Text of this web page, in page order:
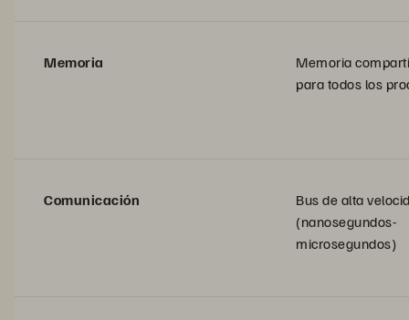
Memoria
Memoria
para todos los
Comunicación
Bus de alta
(nanosegundos-
microsegundos)